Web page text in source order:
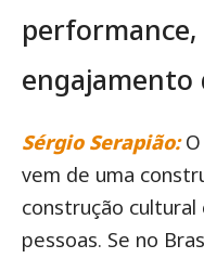
engajamento
Sérgio Serapião:
vem de uma
construção
pessoas. Se no